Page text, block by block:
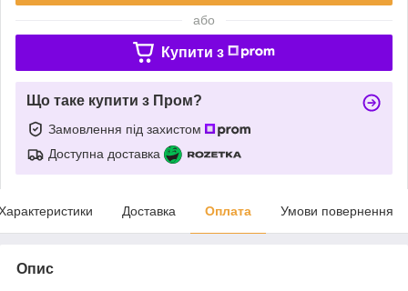
або
Купити з
Що таке купити з Пром?
Замовлення під захистом
Доступна доставка
Доставка Оплата Умови повернення
Опис